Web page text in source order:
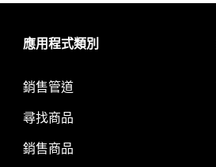
應用程式類別
銷售管道
尋找商品
銷售商品